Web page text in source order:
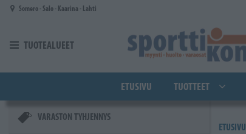
Siirry pääsisältöön
Somero - Salo - Kaarina - Lahti
TUOTEALUEET
ETUSIVU TUOTTEET
VARASTON TYHJENNYS
ETUSIVU